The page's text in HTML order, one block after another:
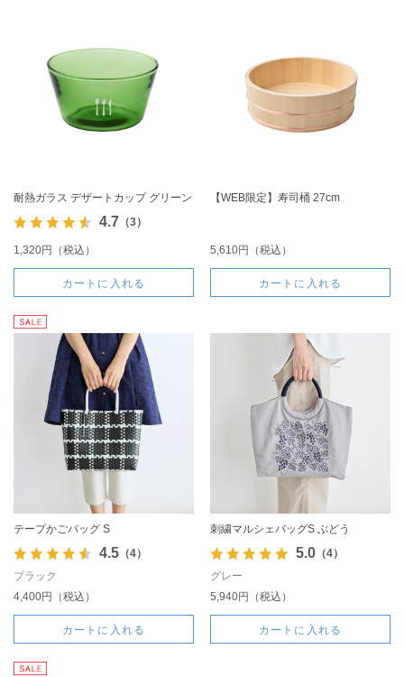
耐熱ガラス デザートカップ グリーン
4.7 （3）
1,320円（税込）
カートに入れる
【WEB限定】寿司桶 27cm
5,610円（税込）
カートに入れる
テープかごバッグ S
4.5（4）
ブラック
4,400円（税込）
カートに入れる
刺繍マルシェバッグS ぶどう
5.0（4）
グレー
5,940円（税込）
カートに入れる